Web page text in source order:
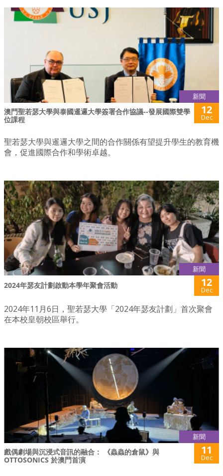
新聞
澳門聖若瑟大學與泰國暹邏大學簽署合作協議--發展國際雙學
位課程
12
Dec
聖若瑟大學與暹邏大學之間的合作關係有望提升學生的教育機
會，促進國際合作和學術卓越。
新聞
2024年瑟友計劃啟動本學年聚會活動 12
Dec
2024年11月6日，聖若瑟大學「2024年瑟友計劃」首次聚會
在本校皇朝校區舉行。
新聞
戲偶劇場與沉浸式音訊的融合： 《蟲蟲的倉鼠》與
OTTOSONICS 於澳門首演
11
Dec